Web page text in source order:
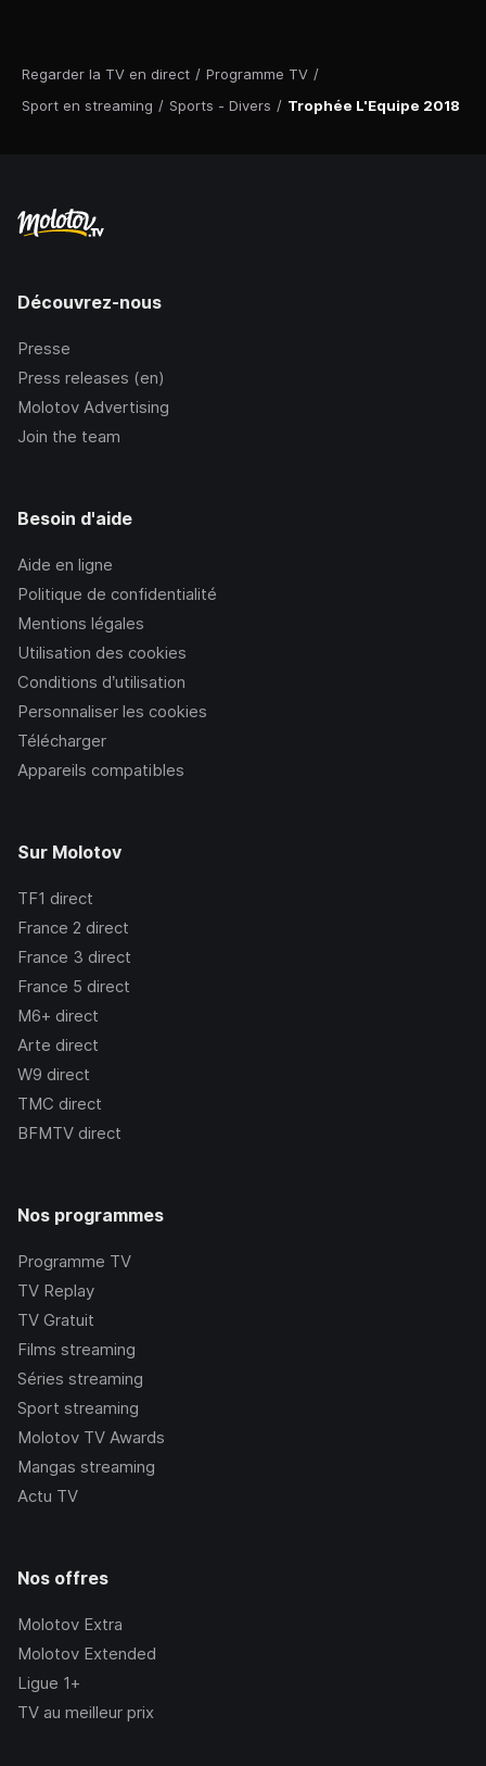
Regarder la TV en direct / Programme TV /
Sport en streaming / Sports - Divers / Trophée L'Equipe 2018
Découvrez-nous
Presse
Press releases (en)
Molotov Advertising
Join the team
Besoin d'aide
Aide en ligne
Politique de confidentialité
Mentions légales
Utilisation des cookies
Conditions d’utilisation
Personnaliser les cookies
Télécharger
Appareils compatibles
Sur Molotov
TF1 direct
France 2 direct
France 3 direct
France 5 direct
M6+ direct
Arte direct
W9 direct
TMC direct
BFMTV direct
Nos programmes
Programme TV
TV Replay
TV Gratuit
Films streaming
Séries streaming
Sport streaming
Molotov TV Awards
Mangas streaming
Actu TV
Nos offres
Molotov Extra
Molotov Extended
Ligue 1+
TV au meilleur prix